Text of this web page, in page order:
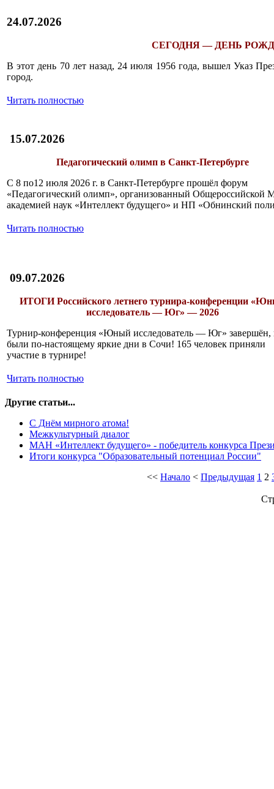
24.07.2026
СЕГОДНЯ — ДЕНЬ
В этот день 70 лет назад, 24 июля 1956 года, вышел Указ
город.
Читать полностью
15.07.2026
Педагогический олимп в Санкт-Петербурге
С 8 по12 июля 2026 г. в Санкт-Петербурге прошёл форум
«Педагогический олимп», организованный Общероссийской
академией наук «Интеллект будущего» и НП «Обнинский
Читать полностью
09.07.2026
ИТОГИРоссийского летнего турнира-конференции
исследователь — Юг» — 2026
Турнир-конференция «Юный исследователь — Юг» завершён,
были по-настоящему яркие дни в Сочи! 165 человек приняли
участие в турнире!
Читать полностью
Другие статьи...
С Днём мирного атома!
Межкультурный диалог
МАН «Интеллект будущего» - победитель конкурса
Итоги конкурса "Образовательный потенциал России"
<< Начало < Предыдущая 1 2